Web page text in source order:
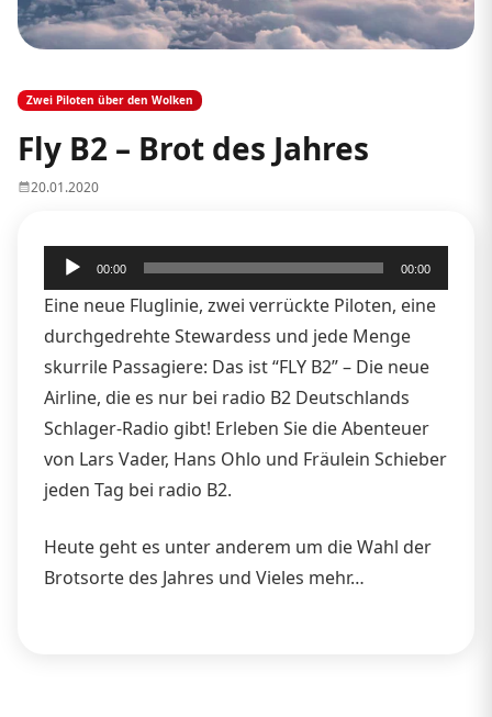
Zwei Piloten über den Wolken
Fly B2 – Brot des Jahres
20.01.2020
Audio-
Player
00:00 00:00
Eine neue Fluglinie, zwei verrückte Piloten, eine
durchgedrehte Stewardess und jede Menge
skurrile Passagiere: Das ist “FLY B2” – Die neue
Airline, die es nur bei radio B2 Deutschlands
Schlager-Radio gibt! Erleben Sie die Abenteuer
von Lars Vader, Hans Ohlo und Fräulein Schieber
jeden Tag bei radio B2.
Heute geht es unter anderem um die Wahl der
Brotsorte des Jahres und Vieles mehr…